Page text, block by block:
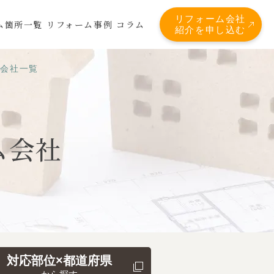
箇所一覧 リフォーム事例 コラム
リフォーム会社
紹介を申し込む
社一覧
社
対応部位×都道府県